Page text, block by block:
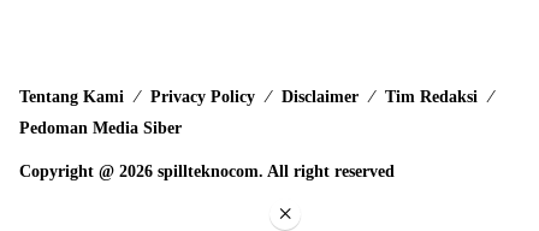
Tentang Kami Privacy Policy Disclaimer
Tim Redaksi
Pedoman Media Siber
Copyright @ 2026 spillteknocom. All right reserved
×